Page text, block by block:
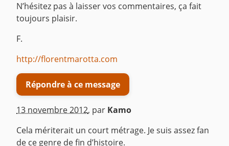
N’hésitez pas à laisser vos commentaires, ça fait
toujours plaisir.
F.
http://florentmarotta.com
Répondre à ce message
13 novembre 2012, par Kamo
Cela mériterait un court métrage. Je suis assez fan
de ce genre de fin d’histoire.